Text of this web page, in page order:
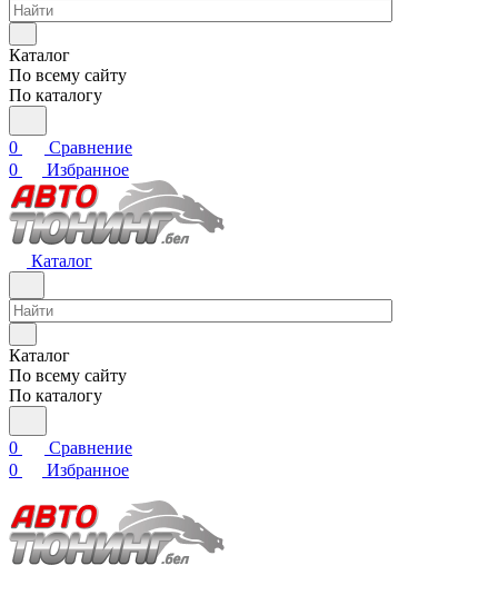
Каталог
По всему сайту
По каталогу
0
Сравнение
0
Избранное
Каталог
Каталог
По всему сайту
По каталогу
0
Сравнение
0
Избранное